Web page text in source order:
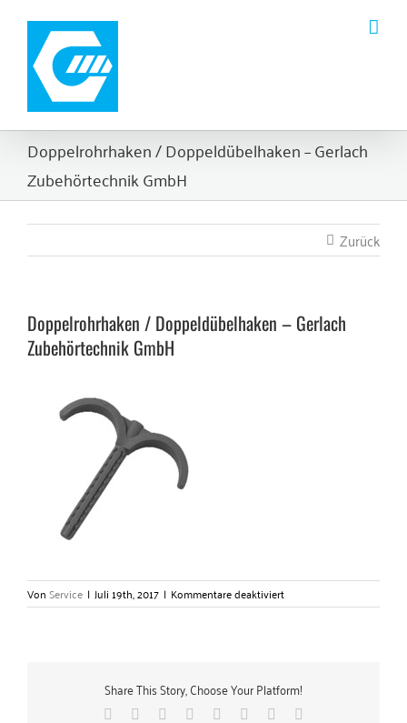
Inhalt
springen
Doppelrohrhaken / Doppeldübelhaken – Gerlach
Zubehörtechnik GmbH
Zurück
Doppelrohrhaken / Doppeldübelhaken – Gerlach
Zubehörtechnik GmbH
VonService | Juli 19th, 2017 | Kommentare deaktiviertfür
Doppelrohrhaken
Zubehörtechnik
GmbH
Share This Story, Choose Your Platform!
Facebook Reddit LinkedIn
TumblrPinterest